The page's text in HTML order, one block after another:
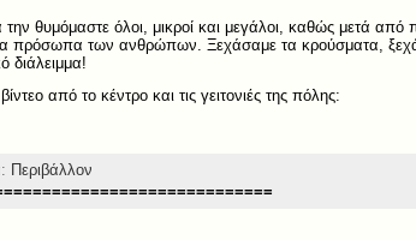
θυμόμαστε όλοι, μικροί και μεγάλοι, καθώς μετά
πρόσωπα των ανθρώπων. Ξεχάσαμε τα κρούσματα,
διάλειμμα!
από το κέντρο και τις γειτονιές της πόλης:
Περιβάλλον